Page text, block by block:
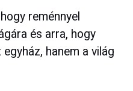
reménnyel
és arra, hogy
hanem a világ